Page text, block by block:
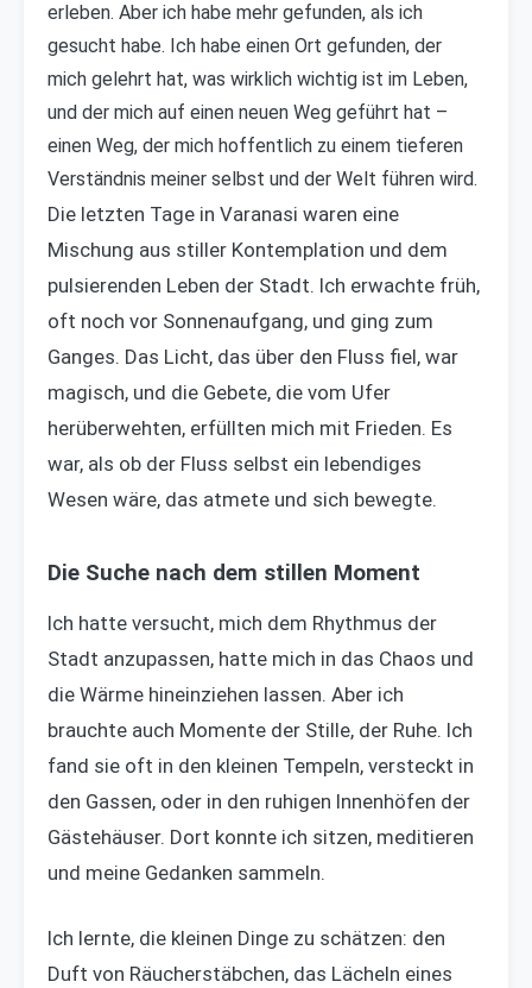
erleben. Aber ich habe mehr gefunden, als ich
gesucht habe. Ich habe einen Ort gefunden, der
mich gelehrt hat, was wirklich wichtig ist im Leben,
und der mich auf einen neuen Weg geführt hat –
einen Weg, der mich hoffentlich zu einem tieferen
Verständnis meiner selbst und der Welt führen wird.
Die letzten Tage in Varanasi waren eine
Mischung aus stiller Kontemplation und dem
pulsierenden Leben der Stadt. Ich erwachte früh,
oft noch vor Sonnenaufgang, und ging zum
Ganges. Das Licht, das über den Fluss fiel, war
magisch, und die Gebete, die vom Ufer
herüberwehten, erfüllten mich mit Frieden. Es
war, als ob der Fluss selbst ein lebendiges
Wesen wäre, das atmete und sich bewegte.
Die Suche nach dem stillen Moment
Ich hatte versucht, mich dem Rhythmus der
Stadt anzupassen, hatte mich in das Chaos und
die Wärme hineinziehen lassen. Aber ich
brauchte auch Momente der Stille, der Ruhe. Ich
fand sie oft in den kleinen Tempeln, versteckt in
den Gassen, oder in den ruhigen Innenhöfen der
Gästehäuser. Dort konnte ich sitzen, meditieren
und meine Gedanken sammeln.
Ich lernte, die kleinen Dinge zu schätzen: den
Duft von Räucherstäbchen, das Lächeln eines